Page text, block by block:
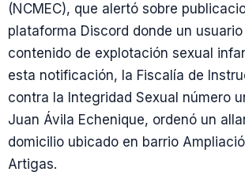
(NCMEC), que alertó sobre
plataforma Discord donde un
contenido de explotación sexual
esta notificación, la Fiscalía de
contra la Integridad Sexual número
Juan Ávila Echenique, ordenó un
domicilio ubicado en barrio
Artigas.